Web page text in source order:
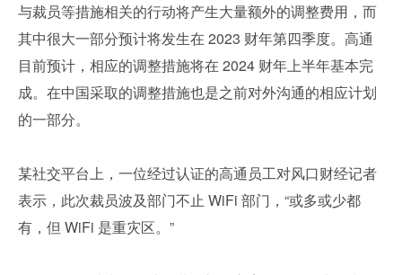
与裁员等措施相关的行动将产生大量额外的调整费用，而
其中很大一部分预计将发生在 2023 财年第四季度。高通
目前预计，相应的调整措施将在 2024 财年上半年基本完
成。在中国采取的调整措施也是之前对外沟通的相应计划
的一部分。
某社交平台上，一位经过认证的高通员工对风口财经记者
表示，此次裁员波及部门不止 WiFi 部门，“或多或少都
有，但 WiFi 是重灾区。”